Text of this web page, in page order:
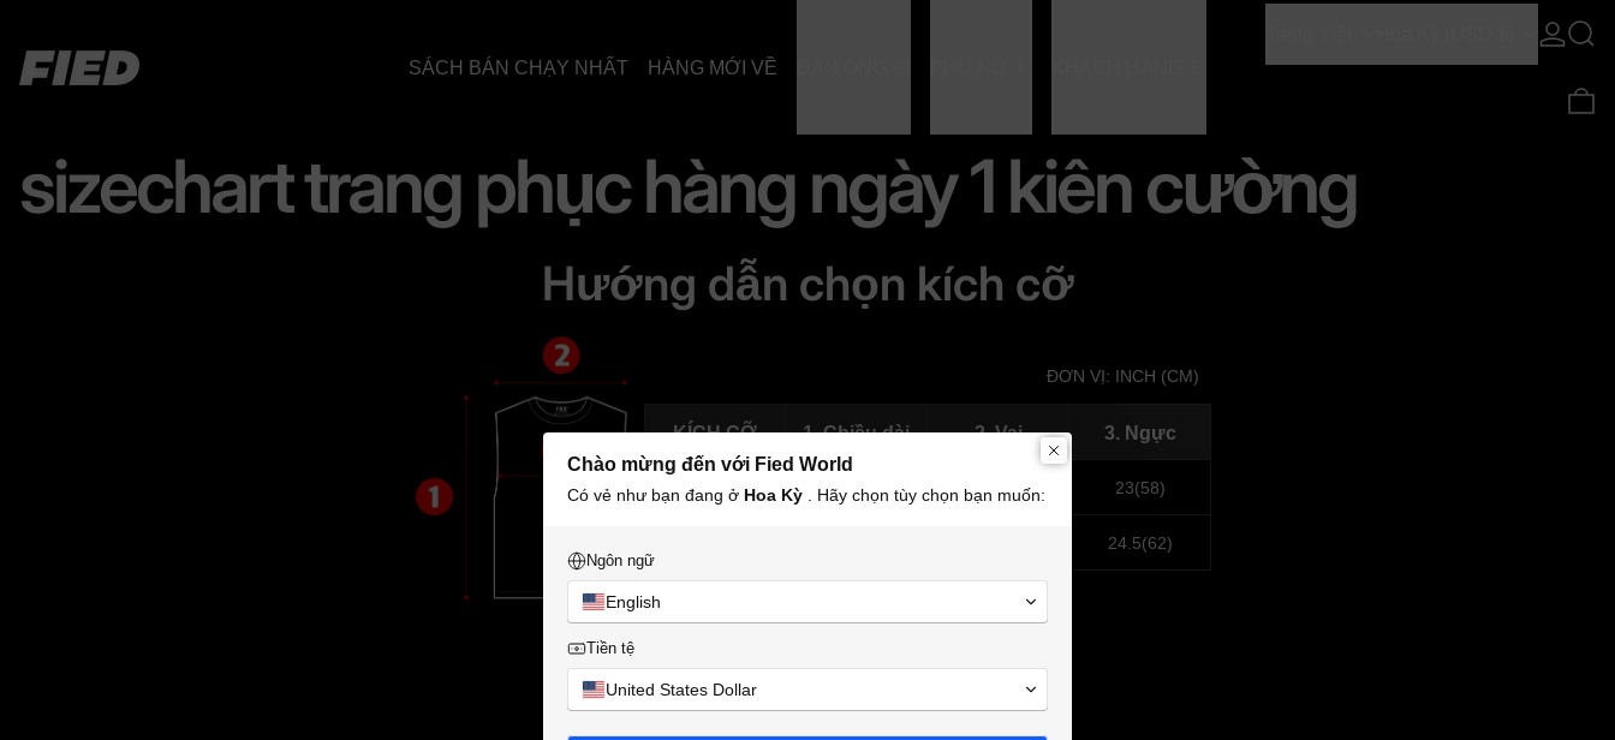
SÁCH BÁN CHẠY NHẤT HÀNG MỚI VỀ
ĐăngTìm
sizechart trang phục hàng ngày 1 kiên cường
Hướng dẫn chọn kích cỡ
ĐƠN VỊ: INCH (CM)
KÍCH CỠ 1. Chiều dài 2. Vai 3. Ngực
XL 32,5(82,5) 20(50) 23(58)
24.5(62)
sai số có thể nằm trong khoảng từ 0,4 đến 1 inch.
Chào mừng đến với Fied World
Có vẻ như bạn đang ở Hoa Kỳ . Hãy chọn tùy chọn bạn muốn:
Ngôn ngữ
English
Tiền tệ
United States Dollar